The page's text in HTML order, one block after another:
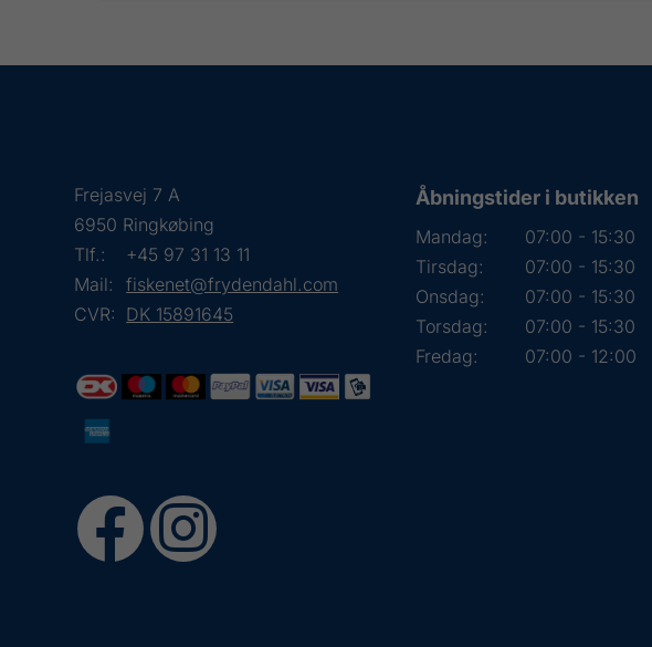
Frejasvej 7 A
6950 Ringkøbing
Tlf.:
+45 97 31 13 11
Mail:
fiskenet@frydendahl.com
CVR: DK 15891645
Åbningstider i butikken
Mandag:
07:00 - 15:30
Tirsdag:
07:00 - 15:30
Onsdag:
07:00 - 15:30
Torsdag:
07:00 - 15:30
Fredag:
07:00 - 12:00